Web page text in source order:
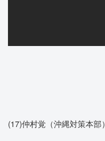
(17)仲村覚（沖縄対策本部）